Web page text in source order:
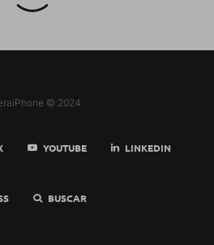
© 2024
YOUTUBE LINKEDIN
BUSCAR